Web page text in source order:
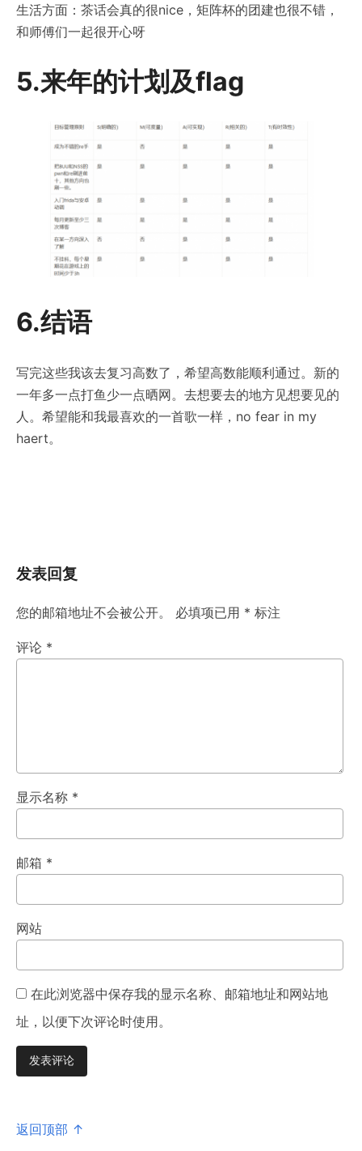
生活方面：茶话会真的很nice，矩阵杯的团建也很不错，
和师傅们一起很开心呀
5.来年的计划及flag
6.结语
写完这些我该去复习高数了，希望高数能顺利通过。新的
一年多一点打鱼少一点晒网。去想要去的地方见想要见的
人。希望能和我最喜欢的一首歌一样，no fear in my
haert。
发表回复
您的邮箱地址不会被公开。 必填项已用 * 标注
评论 *
显示名称 *
邮箱 *
网站
在此浏览器中保存我的显示名称、邮箱地址和网站地
址，以便下次评论时使用。
返回顶部 ↑